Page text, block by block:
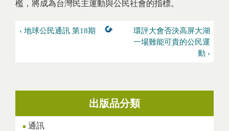
檻，將成為台灣民主運動與公民社會的指標。
‹ 地球公民通訊 第18期
環評大會否決高屏大湖
一場難能可貴的公民運
動 ›
出版品分類
通訊